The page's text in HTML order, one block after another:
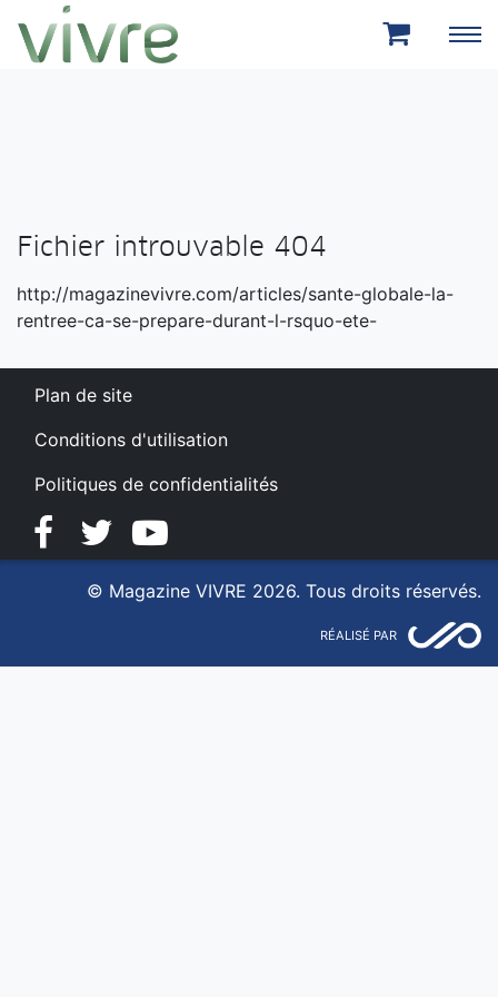
Aller au menu principal
Aller au contenu principal
Fichier introuvable 404
http://magazinevivre.com/articles/sante-globale-la-
rentree-ca-se-prepare-durant-l-rsquo-ete-
Plan de site
Conditions d'utilisation
Politiques de confidentialités
FacebookTwitterYouTube
© Magazine VIVRE 2026. Tous droits réservés.
RÉALISÉ PAR